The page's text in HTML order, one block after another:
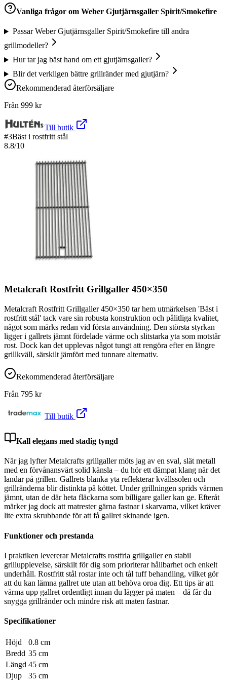
Vanliga frågor om Weber Gjutjärnsgaller Spirit/Smokefire
Passar Weber Gjutjärnsgaller Spirit/Smokefire till andra
grillmodeller?
Hur tar jag bäst hand om ett gjutjärnsgaller?
Blir det verkligen bättre grillränder med gjutjärn?
Rekommenderad återförsäljare
Från 999 kr
Till butik
#3Bäst i rostfritt stål
8.8/10
Metalcraft Rostfritt Grillgaller 450×350
Metalcraft Rostfritt Grillgaller 450×350 tar hem utmärkelsen 'Bäst i
rostfritt stål' tack vare sin robusta konstruktion och pålitliga kvalitet,
något som märks redan vid första användning. Den största styrkan
ligger i gallrets jämnt fördelade värme och slitstarka yta som motstår
rost. Dock kan det upplevas något tungt att rengöra efter en längre
grillkväll, särskilt jämfört med tunnare alternativ.
Rekommenderad återförsäljare
Från 795 kr
Till butik
Kall elegans med stadig tyngd
När jag lyfter Metalcrafts grillgaller möts jag av en sval, slät metall
med en förvånansvärt solid känsla – du hör ett dämpat klang när det
landar på grillen. Gallrets blanka yta reflekterar kvällssolen och
grillränderna blir distinkta på köttet. Under grillningen sprids värmen
jämnt, utan de där heta fläckarna som billigare galler kan ge. Efteråt
märker jag dock att matrester gärna fastnar i skarvarna, vilket kräver
lite extra skrubbande för att få gallret skinande igen.
Funktioner och prestanda
I praktiken levererar Metalcrafts rostfria grillgaller en stabil
grillupplevelse, särskilt för dig som prioriterar hållbarhet och enkelt
underhåll. Rostfritt stål rostar inte och tål tuff behandling, vilket gör
att du kan lämna gallret ute utan att behöva oroa dig. Ett tips är att
värma upp gallret ordentligt innan du lägger på maten – då får du
snygga grillränder och mindre risk att maten fastnar.
Specifikationer
Höjd
0.8 cm
Bredd 35 cm
Längd 45 cm
Djup
35 cm